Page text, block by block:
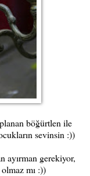
böğürtlen ile
sevinsin :))
ayırman gerekiyor,
mı :))